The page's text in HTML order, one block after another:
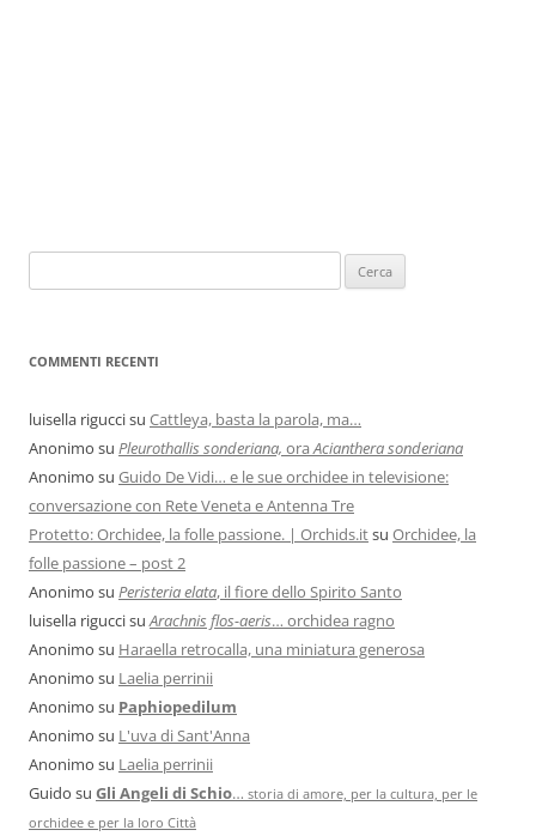
COMMENTI RECENTI
luisella riguccisu Cattleya, basta la parola, ma…
Anonimo su Pleurothallis sonderiana, ora Acianthera sonderiana
Anonimo su Guido De Vidi… e le sue orchidee in televisione:
conversazione con Rete Veneta e Antenna Tre
Protetto: Orchidee, la folle passione. | Orchids.itsu Orchidee, la
folle passione – post 2
Anonimo su Peristeria elata, il fiore dello Spirito Santo
luisella riguccisu Arachnis flos-aeris… orchidea ragno
Anonimo su Haraella retrocalla, una miniatura generosa
Anonimo su Laelia perrinii
Anonimo su Paphiopedilum
Anonimo su L'uva di Sant'Anna
Anonimo su Laelia perrinii
Guido su Gli Angeli di Schio… storia di amore, per la cultura, per le
orchidee e per la loro Città